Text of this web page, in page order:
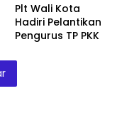
Plt Wali Kota
Hadiri Pelantikan
Pengurus TP PKK